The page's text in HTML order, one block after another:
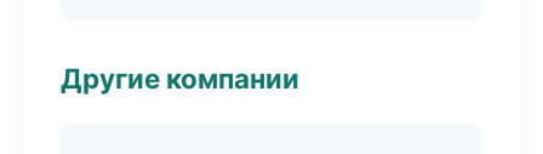
Другие компании